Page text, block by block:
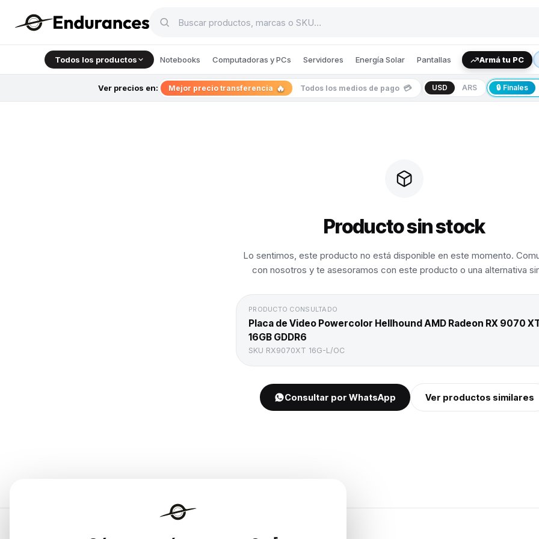
Todos los productos Notebooks Computadoras y PCs Servidores Energía Solar Pantallas Armá tu PC
Ver precios en: Mejor precio transferencia 🔥 Todos los medios de pago 💳 USD ARS 🔒 Finales
Producto sin stock
Lo sentimos, este producto no está disponible en este momento.
con nosotros y te asesoramos con este producto o una alternativa
PRODUCTO CONSULTADO
Placa de Video Powercolor Hellhound AMD Radeon RX 9070
16GB GDDR6
SKU RX9070XT 16G-L/OC
Consultar por WhatsApp Ver productos similares